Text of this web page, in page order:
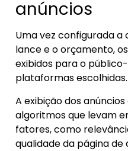
anúncios
Uma vez configurada
lance e o orçamento,
exibidos para o
plataformas escolhidas.
A exibição dos
algoritmos que levam
fatores, como
qualidade da página de